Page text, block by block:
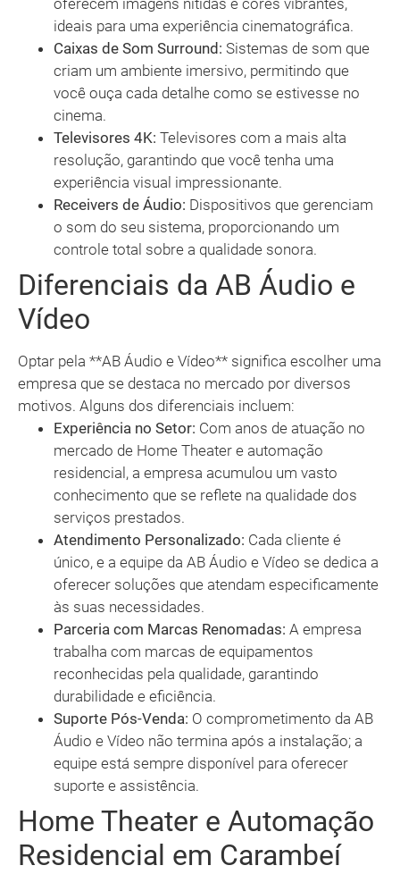
oferecem imagens nítidas e cores vibrantes,
ideais para uma experiência cinematográfica.
Caixas de Som Surround: Sistemas de som que
criam um ambiente imersivo, permitindo que
você ouça cada detalhe como se estivesse no
cinema.
Televisores 4K: Televisores com a mais alta
resolução, garantindo que você tenha uma
experiência visual impressionante.
Receivers de Áudio: Dispositivos que gerenciam
o som do seu sistema, proporcionando um
controle total sobre a qualidade sonora.
Diferenciais da AB Áudio e
Vídeo
Optar pela **AB Áudio e Vídeo** significa escolher uma
empresa que se destaca no mercado por diversos
motivos. Alguns dos diferenciais incluem:
Experiência no Setor: Com anos de atuação no
mercado de Home Theater e automação
residencial, a empresa acumulou um vasto
conhecimento que se reflete na qualidade dos
serviços prestados.
Atendimento Personalizado: Cada cliente é
único, e a equipe da AB Áudio e Vídeo se dedica a
oferecer soluções que atendam especificamente
às suas necessidades.
Parceria com Marcas Renomadas: A empresa
trabalha com marcas de equipamentos
reconhecidas pela qualidade, garantindo
durabilidade e eficiência.
Suporte Pós-Venda: O comprometimento da AB
Áudio e Vídeo não termina após a instalação; a
equipe está sempre disponível para oferecer
suporte e assistência.
Home Theater e Automação
Residencial em Carambeí